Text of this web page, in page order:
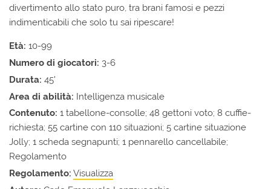
divertimento allo stato puro, tra brani famosi e pezzi
indimenticabili che solo tu sai ripescare!
Età: 10-99
Numero di giocatori: 3-6
Durata: 45'
Area di abilità: Intelligenza musicale
Contenuto: 1 tabellone-consolle; 48 gettoni voto; 8 cuffie-
richiesta; 55 cartine con 110 situazioni; 5 cartine situazione
Jolly; 1 scheda segnapunti; 1 pennarello cancellabile;
Regolamento
Regolamento: Visualizza